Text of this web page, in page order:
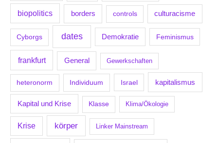
biopolitics borders controls culturacisme
Cyborgs dates Demokratie Feminismus
frankfurt General Gewerkschaften
heteronorm Individuum Israel kapitalismus
Kapital und Krise Klasse Klima/Ökologie
Krise körper Linker Mainstream